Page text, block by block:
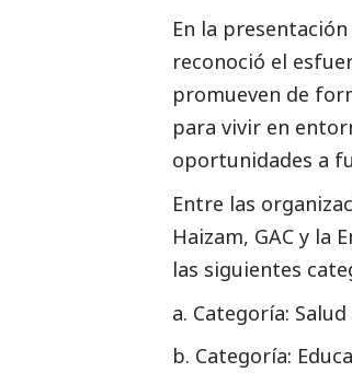
En la
reconoció el
promueven de
para vivir en
oportunidades a
Entre las
Haizam, GAC y la
las siguientes
Categoría:
Categoría: